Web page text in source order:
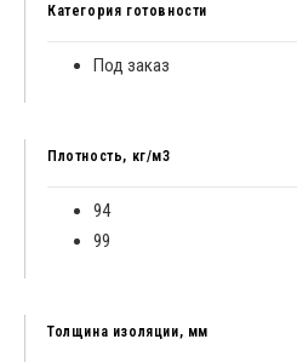
Категория готовности
Под заказ
Плотность, кг/м3
94
99
Толщина изоляции, мм